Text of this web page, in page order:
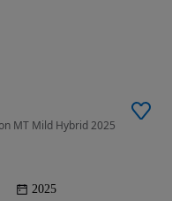
MT Mild Hybrid 2025
2025